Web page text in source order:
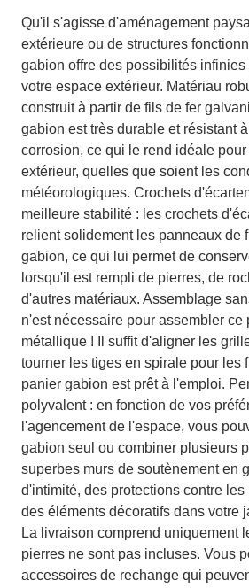
Qu'il s'agisse d'aménagement
extérieure ou de structures
gabion offre des possibilités infinies
votre espace extérieur. Matériau
construit à partir de fils de fer
gabion est très durable et résistant
corrosion, ce qui le rend idéale
extérieur, quelles que soient les
météorologiques. Crochets
meilleure stabilité : les crochets
relient solidement les panneaux de
gabion, ce qui lui permet de
lorsqu'il est rempli de pierres, de
d'autres matériaux. Assemblage
n'est nécessaire pour assembler ce
métallique ! Il suffit d'aligner les
tourner les tiges en spirale pour les
panier gabion est prêt à l'emploi.
polyvalent : en fonction de vos
l'agencement de l'espace, vous
gabion seul ou combiner plusieurs
superbes murs de soutènement en
d'intimité, des protections contre
des éléments décoratifs dans votre
La livraison comprend uniquement
pierres ne sont pas incluses. Vous
accessoires de rechange qui